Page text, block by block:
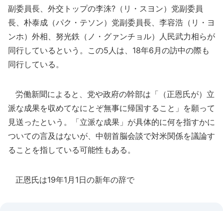
副委員長、外交トップの李洙?（リ・スヨン）党副委員
長、朴泰成（パク・テソン）党副委員長、李容浩（リ・ヨ
ンホ）外相、努光鉄（ノ・グァンチョル）人民武力相らが
同行しているという。この5人は、18年6月の訪中の際も
同行している。
労働新聞によると、党や政府の幹部は「（正恩氏が）立
派な成果を収めてなにとぞ無事に帰国すること」を願って
見送ったという。「立派な成果」が具体的に何を指すかに
ついての言及はないが、中朝首脳会談で対米関係を議論す
ることを指している可能性もある。
正恩氏は19年1月1日の新年の辞で